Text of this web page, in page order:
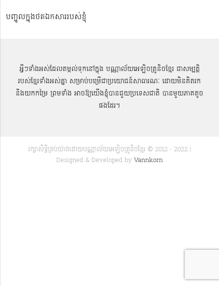
បញ្ចូលក្នុងថតឯកសាររបស់ខ្ញុំ
អ្វីៗទាំងអស់ដែលតម្កល់ទុកនៅក្នុង បណ្ណាល័យអេឡិចត្រូនិចខ្មែរ ជាសម្បតិ្ត
របស់ខ្មែរទាំងអស់គ្នា សម្រាប់បម្រើជាប្រយោជន៍សាធារណៈ ដោយមិនគិតរក
និងយកកម្រៃ ព្រមទាំង អាចឱ្យយើងខ្ញុំបានជួយប្រទេសជាតិ បានមួយភាគតូច
ផងដែរ។
រក្សាសិទ្ធិគ្រប់យ៉ាងដោយបណ្ណាល័យអេឡិចត្រូនិចខ្មែរ © 2012 - 2022 |
Designed & Developed by Vannkorn